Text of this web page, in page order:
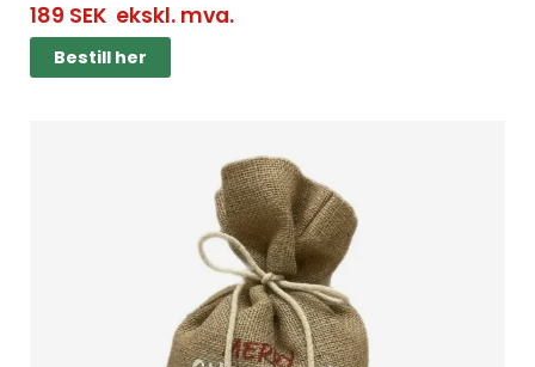
189 SEKekskl. mva.
Bestill her